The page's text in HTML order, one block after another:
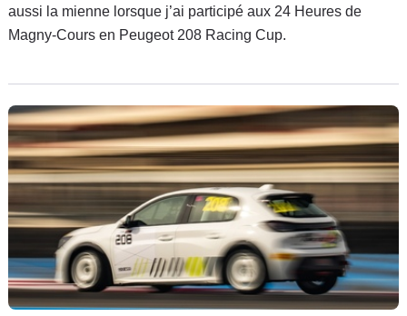
aussi la mienne lorsque j’ai participé aux 24 Heures de
Magny-Cours en Peugeot 208 Racing Cup.